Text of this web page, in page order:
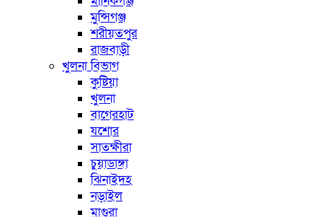
মুন্সিগঞ্জ
শরীয়তপুর
রাজবাড়ী
খুলনা বিভাগ
কুষ্টিয়া
খুলনা
বাগেরহাট
যশোর
সাতক্ষীরা
চুয়াডাঙ্গা
ঝিনাইদহ
নড়াইল
মাগুরা